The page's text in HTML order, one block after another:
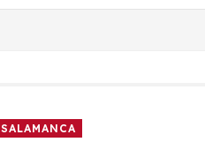
SALAMANCA